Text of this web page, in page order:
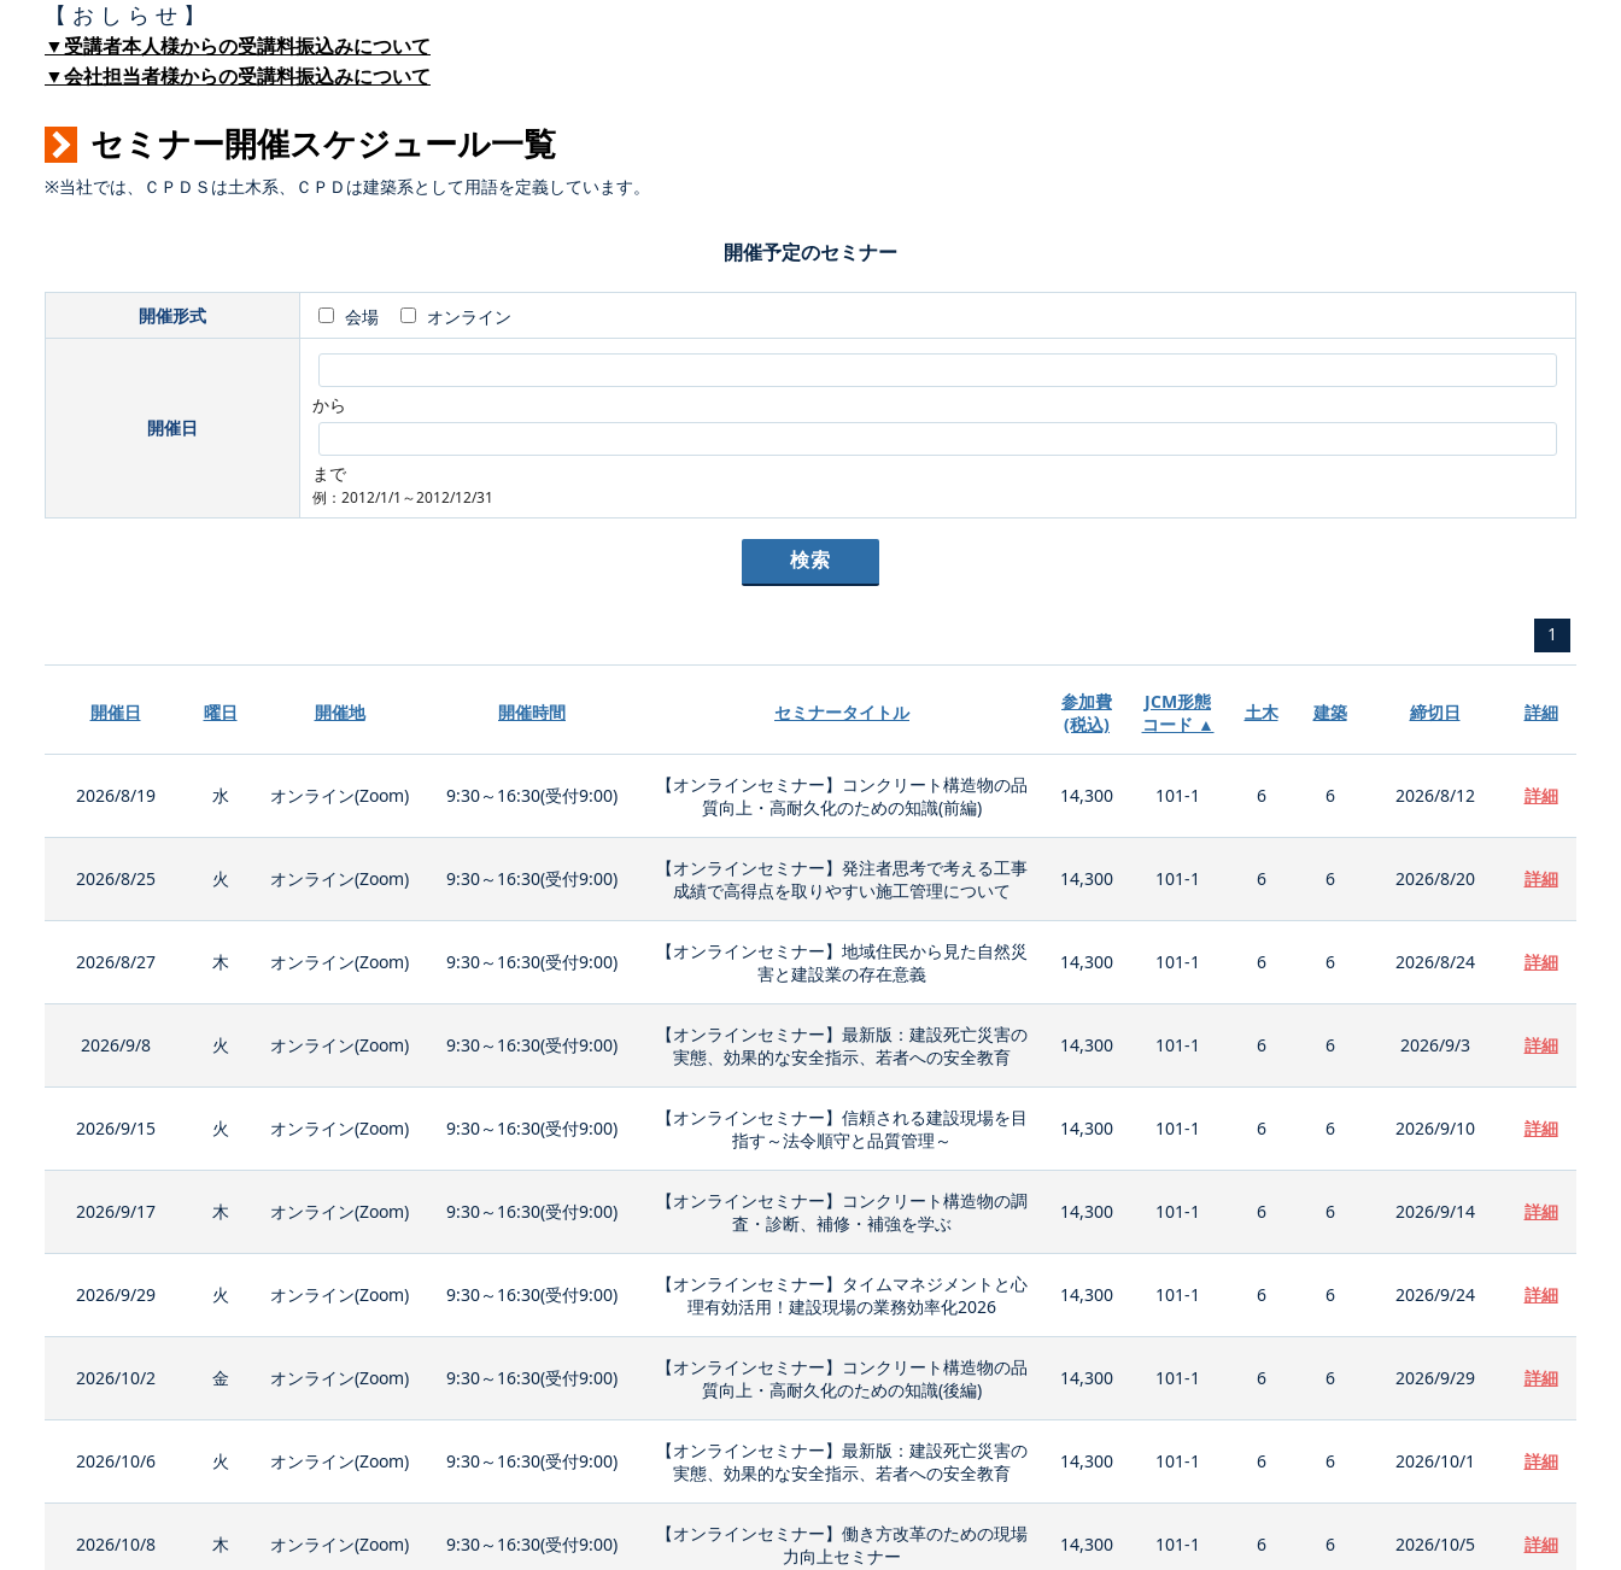
【 お し ら せ 】
▼受講者本人様からの受講料振込みについて
▼会社担当者様からの受講料振込みについて
セミナー開催スケジュール一覧
※当社では、ＣＰＤＳは土木系、ＣＰＤは建築系として用語を定義しています。
開催予定のセミナー
開催形式 会場 オンライン
開催日
から
まで
例：2012/1/1～2012/12/31
1
開催日 曜日 開催地 開催時間 セミナータイトル
参加費
(税込)
JCM形態
コード ▲
土木 建築 締切日 詳細
2026/8/19 水 オンライン(Zoom) 9:30～16:30(受付9:00)
【オンラインセミナー】コンクリート構造物の品
質向上・高耐久化のための知識(前編)
14,300 101-1 6 6 2026/8/12 詳細
2026/8/25 火 オンライン(Zoom) 9:30～16:30(受付9:00)
【オンラインセミナー】発注者思考で考える工事
成績で高得点を取りやすい施工管理について
14,300 101-1 6 6 2026/8/20 詳細
2026/8/27 木 オンライン(Zoom) 9:30～16:30(受付9:00)
【オンラインセミナー】地域住民から見た自然災
害と建設業の存在意義
14,300 101-1 6 6 2026/8/24 詳細
2026/9/8 火 オンライン(Zoom) 9:30～16:30(受付9:00)
【オンラインセミナー】最新版：建設死亡災害の
実態、効果的な安全指示、若者への安全教育
14,300 101-1 6 6 2026/9/3 詳細
2026/9/15 火 オンライン(Zoom) 9:30～16:30(受付9:00)
【オンラインセミナー】信頼される建設現場を目
指す～法令順守と品質管理～
14,300 101-1 6 6 2026/9/10 詳細
2026/9/17 木 オンライン(Zoom) 9:30～16:30(受付9:00)
【オンラインセミナー】コンクリート構造物の調
査・診断、補修・補強を学ぶ
14,300 101-1 6 6 2026/9/14 詳細
2026/9/29 火 オンライン(Zoom) 9:30～16:30(受付9:00)
【オンラインセミナー】タイムマネジメントと心
理有効活用！建設現場の業務効率化2026
14,300 101-1 6 6 2026/9/24 詳細
2026/10/2 金 オンライン(Zoom) 9:30～16:30(受付9:00)
【オンラインセミナー】コンクリート構造物の品
質向上・高耐久化のための知識(後編)
14,300 101-1 6 6 2026/9/29 詳細
2026/10/6 火 オンライン(Zoom) 9:30～16:30(受付9:00)
【オンラインセミナー】最新版：建設死亡災害の
実態、効果的な安全指示、若者への安全教育
14,300 101-1 6 6 2026/10/1 詳細
2026/10/8 木 オンライン(Zoom) 9:30～16:30(受付9:00)
【オンラインセミナー】働き方改革のための現場
力向上セミナー
14,300 101-1 6 6 2026/10/5 詳細